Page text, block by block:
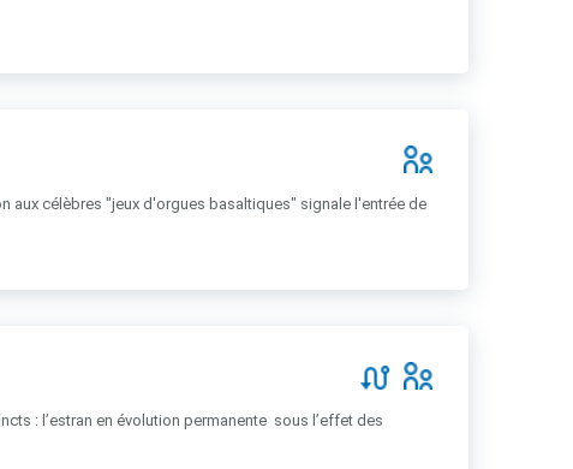
aux célèbres "jeux d'orgues basaltiques" signale l'entrée de
: l’estran en évolution permanente sous l’effet des